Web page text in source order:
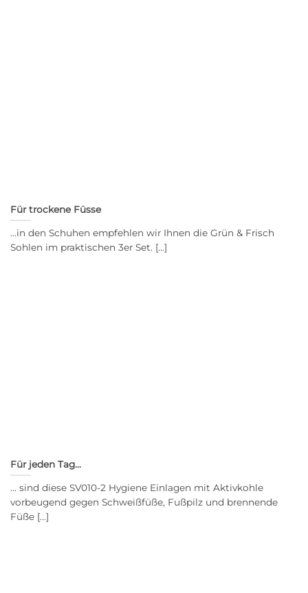
Für trockene Füsse
…in den Schuhen empfehlen wir Ihnen die Grün & Frisch
Sohlen im praktischen 3er Set. [...]
Für jeden Tag…
… sind diese SV010-2 Hygiene Einlagen mit Aktivkohle
vorbeugend gegen Schweißfüße, Fußpilz und brennende
Füße [...]